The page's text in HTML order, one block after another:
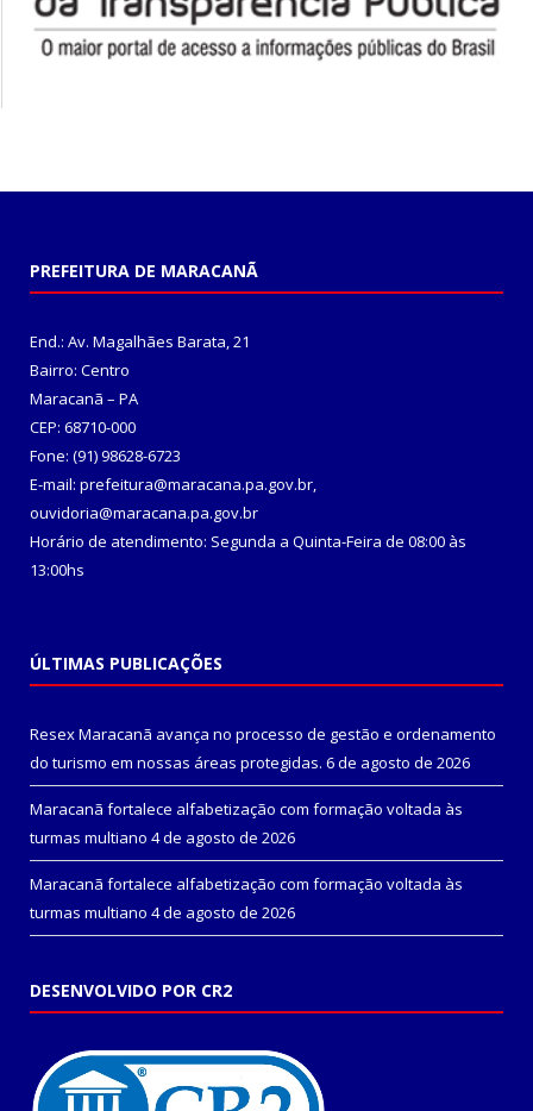
PREFEITURA DE MARACANÃ
End.: Av. Magalhães Barata, 21
Bairro: Centro
Maracanã – PA
CEP: 68710-000
Fone: (91) 98628-6723
E-mail: prefeitura@maracana.pa.gov.br,
ouvidoria@maracana.pa.gov.br
Horário de atendimento: Segunda a Quinta-Feira de 08:00 às
13:00hs
ÚLTIMAS PUBLICAÇÕES
Resex Maracanã avança no processo de gestão e ordenamento
do turismo em nossas áreas protegidas. 6 de agosto de 2026
Maracanã fortalece alfabetização com formação voltada às
turmas multiano 4 de agosto de 2026
Maracanã fortalece alfabetização com formação voltada às
turmas multiano 4 de agosto de 2026
DESENVOLVIDO POR CR2